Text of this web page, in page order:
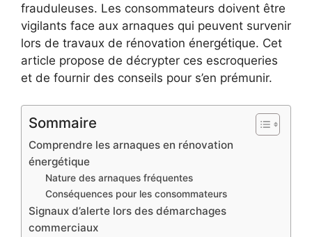
frauduleuses. Les consommateurs doivent être
vigilants face aux arnaques qui peuvent survenir
lors de travaux de rénovation énergétique. Cet
article propose de décrypter ces escroqueries
et de fournir des conseils pour s’en prémunir.
Sommaire
Comprendre les arnaques en rénovation
énergétique
Nature des arnaques fréquentes
Conséquences pour les consommateurs
Signaux d’alerte lors des démarchages
commerciaux